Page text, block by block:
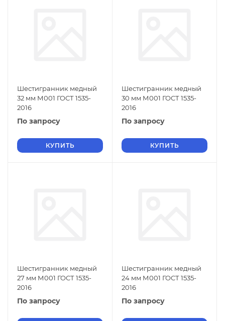
Шестигранник медный
32 мм М001 ГОСТ 1535-
2016
По запросу
КУПИТЬ
Шестигранник медный
30 мм М001 ГОСТ 1535-
2016
По запросу
КУПИТЬ
Шестигранник медный
27 мм М001 ГОСТ 1535-
2016
По запросу
Шестигранник медный
24 мм М001 ГОСТ 1535-
2016
По запросу